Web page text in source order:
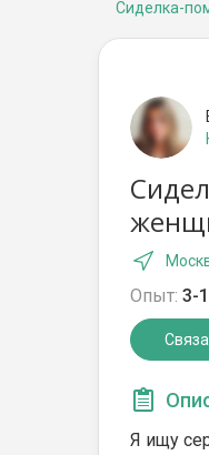
Сиделка-
Опыт: 3-
Я ищу